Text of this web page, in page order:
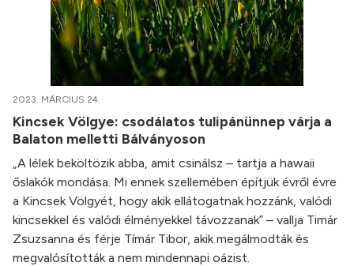
2023. MÁRCIUS 24.
Kincsek Völgye: csodálatos tulipánünnep várja a
Balaton melletti Bálványoson
„A lélek beköltözik abba, amit csinálsz – tartja a hawaii
őslakók mondása. Mi ennek szellemében építjük évről évre
a Kincsek Völgyét, hogy akik ellátogatnak hozzánk, valódi
kincsekkel és valódi élményekkel távozzanak” – vallja Timár
Zsuzsanna és férje Tímár Tibor, akik megálmodták és
megvalósították a nem mindennapi oázist.